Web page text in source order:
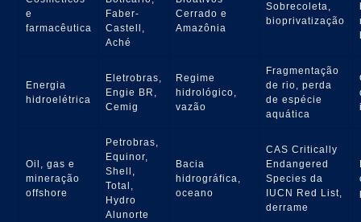
e
farmacêutica
Faber-
Castell,
Aché
Cerrado e
Amazônia
Sobrecoleta,
bioprivatização
Energia
hidroelétrica
Eletrobras,
Engie BR,
Cemig
Regime
hidrológico,
vazão
Fragmentação
de rio, perda
de espécie
aquática
Oil, gas e
mineração
offshore
Petrobras,
Equinor,
Shell,
Total,
Hydro
Alunorte
Bacia
hidrográfica,
oceano
CAS Critically
Endangered
Species da
IUCN Red List,
derrame